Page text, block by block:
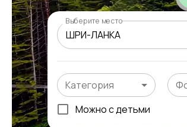
Выберите место
Категория
Можно с детьми